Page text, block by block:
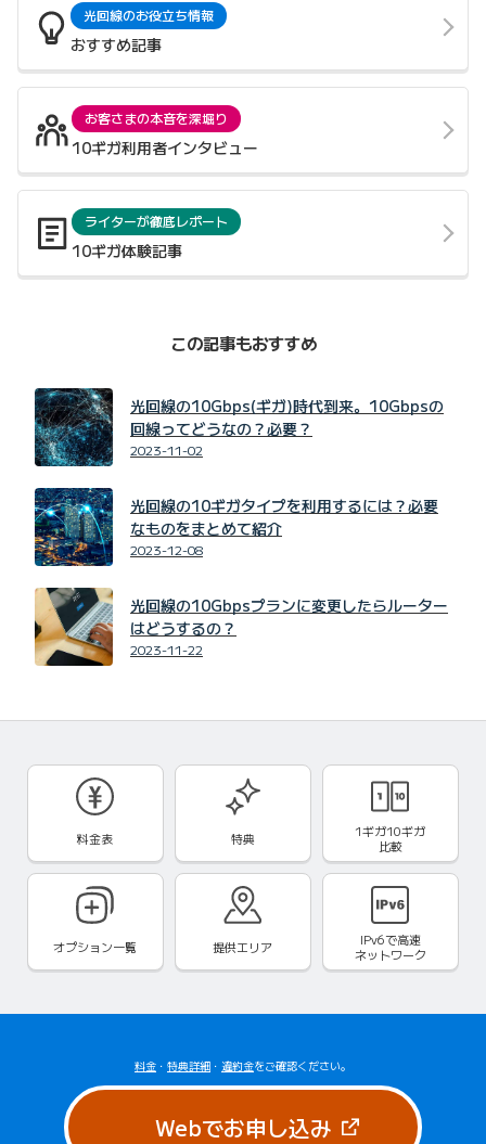
光回線のお役立ち情報
おすすめ記事
お客さまの本音を深堀り
10ギガ利用者インタビュー
ライターが徹底レポート
10ギガ体験記事
この記事もおすすめ
光回線の10Gbps(ギガ)時代到来。10Gbpsの
回線ってどうなの？必要？
2023-11-02
光回線の10ギガタイプを利用するには？必要
なものをまとめて紹介
2023-12-08
光回線の10Gbpsプランに変更したらルーター
はどうするの？
2023-11-22
料金表 特典
1ギガ10ギガ
比較
オプション一覧 提供エリア IPv6で高速
ネットワーク
料金 ・ 特典詳細 ・ 違約金をご確認ください。
Webでお申し込み（新しいタブ